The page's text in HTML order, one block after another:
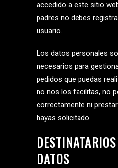
accedido a este sitio
padres no debes
usuario.
Los datos personales
necesarios para
pedidos que puedas
no nos los facilitas, no
correctamente ni
hayas solicitado.
DATOS